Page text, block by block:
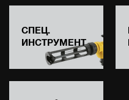
СПЕЦ.
ИНСТРУМЕНТ